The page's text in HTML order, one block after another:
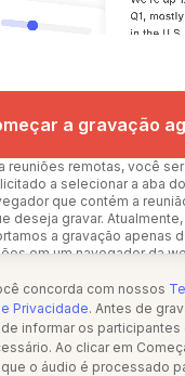
a gravação
reuniões remotas, você
a selecionar a aba do
que contém a
deseja gravar. Atualmente,
a gravação apenas
em um navegador da
concorda com nossos
Privacidade. Antes de
informar os participantes
Ao clicar em
o áudio é processado